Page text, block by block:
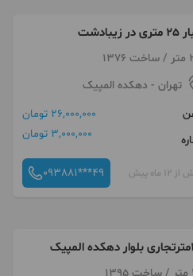
در زیبادشت
تهران - دهکده المپیک
26,000,000 تومان
3,000,000 تومان
12 ماه پیش 093881***49